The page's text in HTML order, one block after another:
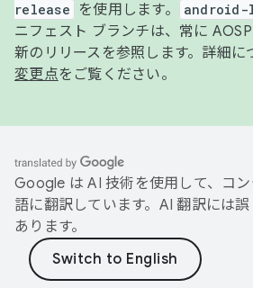
release
を使用します。
ニフェスト ブランチは、常に
新のリリースを参照します。詳細に
変更点をご覧ください。
Google は AI 技術を使用して、コ
語に翻訳しています。AI 翻訳には
あります。